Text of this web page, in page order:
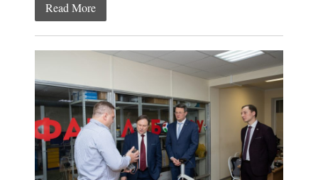
Read More